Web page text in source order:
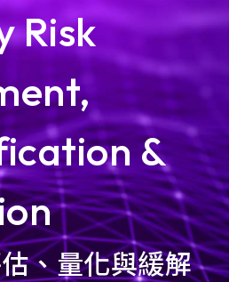
廣盛科技
SECURITY
Risk
&
、量化與緩解